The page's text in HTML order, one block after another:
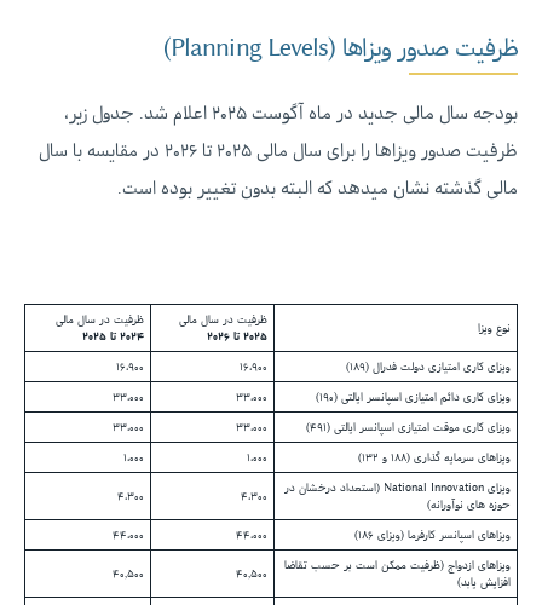
ظرفیت صدور ویزاها (Planning Levels)
بودجه سال مالی جدید در ماه آگوست ۲۰۲۵ اعلام شد. جدول زیر،
ظرفیت صدور ویزاها را برای سال مالی ۲۰۲۵ تا ۲۰۲۶ در مقایسه با سال
مالی گذشته نشان میدهد که البته بدون تغییر بوده است.
نوع ویزا
ظرفیت در سال مالی
۲۰۲۵ تا ۲۰۲۶
ظرفیت در سال مالی
۲۰۲۴ تا ۲۰۲۵
ویزای کاری امتیازی دولت فدرال (۱۸۹) ۱۶،۹۰۰ ۱۶،۹۰۰
ویزای کاری دائم امتیازی اسپانسر ایالتی (۱۹۰) ۳۳،۰۰۰ ۳۳،۰۰۰
ویزای کاری موقت امتیازی اسپانسر ایالتی (۴۹۱) ۳۳،۰۰۰ ۳۳،۰۰۰
ویزاهای سرمایه گذاری (۱۸۸ و ۱۳۲) ۱،۰۰۰ ۱،۰۰۰
ویزای National Innovation (استعداد درخشان در
حوزه های نوآورانه)
۴،۳۰۰ ۴،۳۰۰
ویزاهای اسپانسر کارفرما (ویزای ۱۸۶) ۴۴،۰۰۰ ۴۴،۰۰۰
ویزاهای ازدواج (ظرفیت ممکن است بر حسب تقاضا
افزایش یابد)
۴۰,۵۰۰ ۴۰,۵۰۰